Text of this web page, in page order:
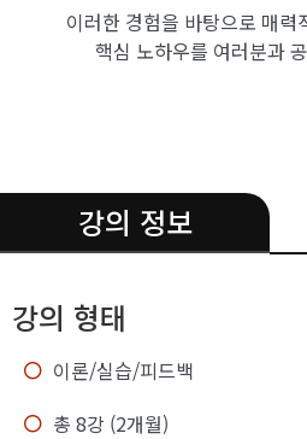
이러한 경험을 바탕으로 매력
핵심 노하우를 여러분과
강의 정보
강의 형태
이론/실습/피드백
총 8강 (2개월)